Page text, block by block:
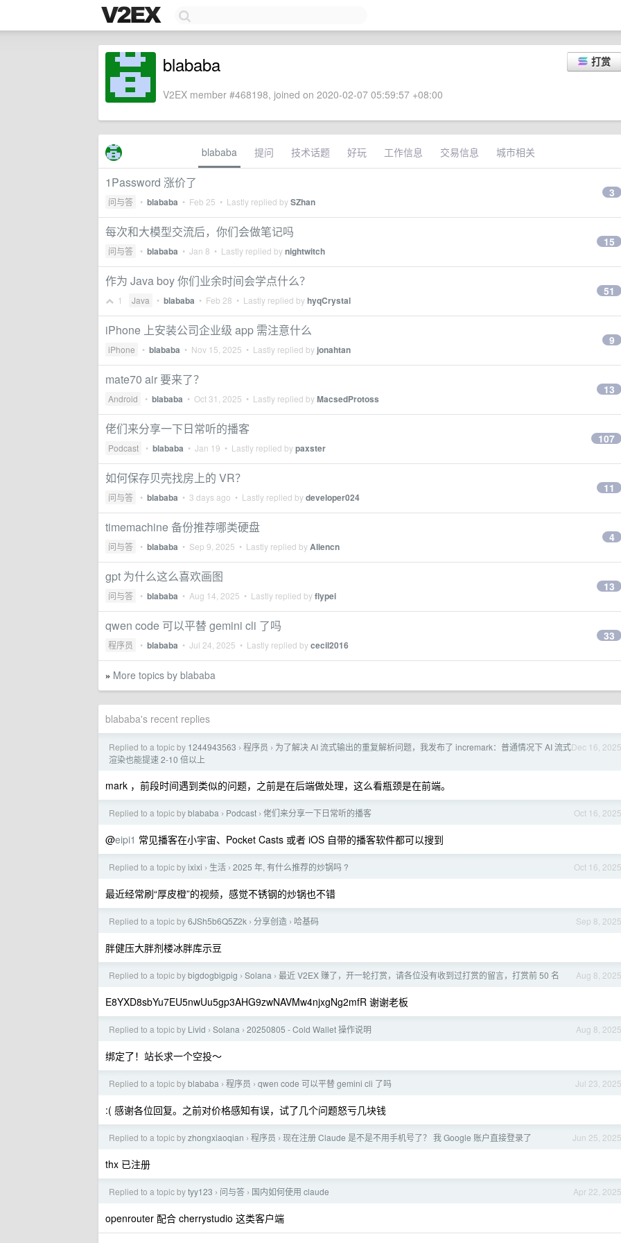
打赏
blababa
V2EX member #468198, joined on 2020-02-07 05:59:57 +08:00
blababa 提问 技术话题 好玩 工作信息 交易信息 城市相关
1Password 涨价了
问与答 • blababa • Feb 25 • Lastly replied bySZhan
3
每次和大模型交流后，你们会做笔记吗
问与答 • blababa • Jan 8 • Lastly replied bynightwitch
15
作为 Java boy 你们业余时间会学点什么？
1 Java • blababa • Feb 28 • Lastly replied byhyqCrystal
51
iPhone 上安装公司企业级 app 需注意什么
iPhone • blababa • Nov 15, 2025 • Lastly replied by jonahtan
9
mate70 air 要来了？
Android • blababa • Oct 31, 2025 • Lastly replied byMacsedProtoss
13
佬们来分享一下日常听的播客
Podcast • blababa • Jan 19 • Lastly replied bypaxster
107
如何保存贝壳找房上的 VR？
问与答 • blababa • 3 days ago • Lastly replied bydeveloper024
11
timemachine 备份推荐哪类硬盘
问与答 • blababa • Sep 9, 2025 • Lastly replied byAliencn
4
gpt 为什么这么喜欢画图
问与答 • blababa • Aug 14, 2025 • Lastly replied byflypei
13
qwen code 可以平替 gemini cli 了吗
程序员 • blababa • Jul 24, 2025 • Lastly replied bycecil2016
33
» More topics by blababa
blababa's recent replies
Dec 16, 2025
Replied to a topic by 1244943563 › 程序员 › 为了解决 AI 流式输出的重复解析问题，我发布了 incremark：普通情况下 AI 流式
渲染也能提速 2-10 倍以上
mark ，前段时间遇到类似的问题，之前是在后端做处理，这么看瓶颈是在前端。
Oct 16, 2025
Replied to a topic byblababa › Podcast › 佬们来分享一下日常听的播客
@eipi1 常见播客在小宇宙、Pocket Casts 或者 iOS 自带的播客软件都可以搜到
Oct 16, 2025
Replied to a topic byixixi › 生活 › 2025 年, 有什么推荐的炒锅吗 ?
最近经常刷“厚皮橙”的视频，感觉不锈钢的炒锅也不错
Sep 8, 2025
Replied to a topic by6JSh5b6Q5Z2k › 分享创造 › 哈基码
胖健压大胖剂楼冰胖库示豆
Aug 8, 2025
Replied to a topic bybigdogbigpig › Solana › 最近 V2EX 赚了，开一轮打赏，请各位没有收到过打赏的留言，打赏前 50 名
E8YXD8sbYu7EU5nwUu5gp3AHG9zwNAVMw4njxgNg2mfR 谢谢老板
Aug 8, 2025
Replied to a topic by Livid › Solana › 20250805 - Cold Wallet 操作说明
绑定了！站长求一个空投～
Jul 23, 2025
Replied to a topic byblababa › 程序员 › qwen code 可以平替 gemini cli 了吗
:( 感谢各位回复。之前对价格感知有误，试了几个问题怒亏几块钱
Jun 25, 2025
Replied to a topic byzhongxiaoqian › 程序员 › 现在注册 Claude 是不是不用手机号了？ 我 Google 账户直接登录了
thx 已注册
Apr 22, 2025
Replied to a topic bytyy123 › 问与答 › 国内如何使用 claude
openrouter 配合 cherrystudio 这类客户端